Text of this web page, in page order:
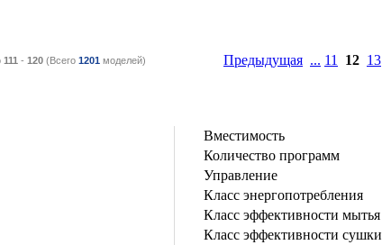
111 - 120 (Всего 1201 моделей) Предыдущая ... 11 12 13
Вместимость
Количество программ
Управление
Класс энергопотребления
Класс эффективности мытья
Класс эффективности сушки